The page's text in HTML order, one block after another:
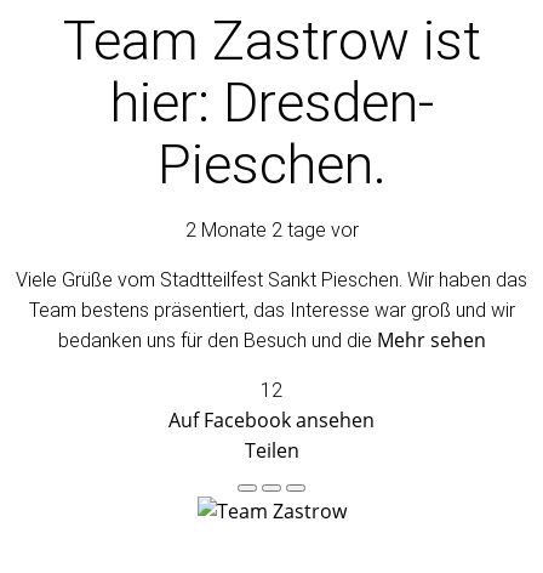
Team Zastrow ist
hier: Dresden-
Pieschen.
2 Monate 2 tage vor
Viele Grüße vom Stadtteilfest Sankt Pieschen. Wir haben das
Team bestens präsentiert, das Interesse war groß und wir
bedanken uns für den Besuch und die Mehr sehen
12
Auf Facebook ansehen
Teilen